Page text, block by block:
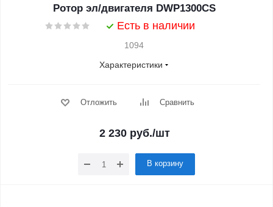
Ротор эл/двигателя DWP1300CS
Есть в наличии
1094
Характеристики
Отложить Сравнить
2 230руб./шт
В корзину